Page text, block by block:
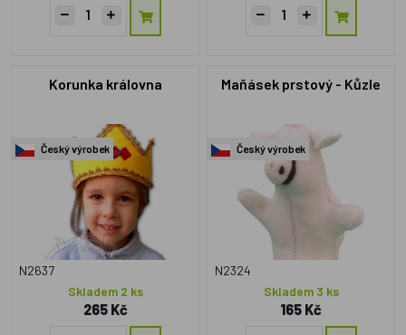
Korunka královna
Český výrobek
N2637
Skladem 2 ks
265 Kč
Maňásek prstový - Kůzle
Český výrobek
N2324
Skladem 3 ks
165 Kč